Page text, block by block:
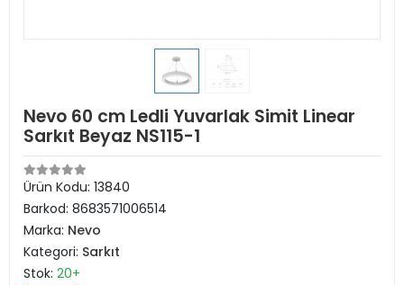
Nevo 60 cm Ledli Yuvarlak Simit Linear
Sarkıt Beyaz NS115-1
Ürün Kodu: 13840
Barkod: 8683571006514
Marka: Nevo
Kategori: Sarkıt
Stok: 20+